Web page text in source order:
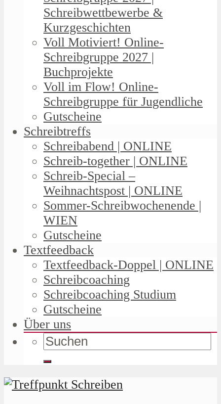
Schreibwettbewerbe &
Kurzgeschichten
Voll Motiviert! Online-
Schreibgruppe 2027 |
Buchprojekte
Voll im Flow! Online-
Schreibgruppe für Jugendliche
Gutscheine
Schreibtreffs
Schreibabend | ONLINE
Schreib-together | ONLINE
Schreib-Special –
Weihnachtspost | ONLINE
Sommer-Schreibwochenende |
WIEN
Gutscheine
Textfeedback
Textfeedback-Doppel | ONLINE
Schreibcoaching
Schreibcoaching Studium
Gutscheine
Über uns